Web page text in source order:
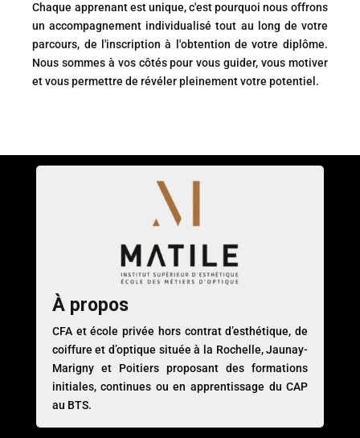
Chaque apprenant est unique, c'est pourquoi nous offrons
un accompagnement individualisé tout au long de votre
parcours, de l'inscription à l'obtention de votre diplôme.
Nous sommes à vos côtés pour vous guider, vous motiver
et vous permettre de révéler pleinement votre potentiel.
À propos
CFA et école privée hors contrat d’esthétique, de
coiffure et d’optique située à la Rochelle, Jaunay-
Marigny et Poitiers proposant des formations
initiales, continues ou en apprentissage du CAP
au BTS.